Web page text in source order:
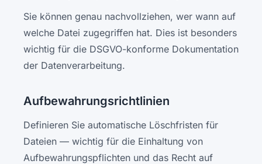
Sie können genau nachvollziehen, wer wann auf
welche Datei zugegriffen hat. Dies ist besonders
wichtig für die DSGVO-konforme Dokumentation
der Datenverarbeitung.
Aufbewahrungsrichtlinien
Definieren Sie automatische Löschfristen für
Dateien — wichtig für die Einhaltung von
Aufbewahrungspflichten und das Recht auf